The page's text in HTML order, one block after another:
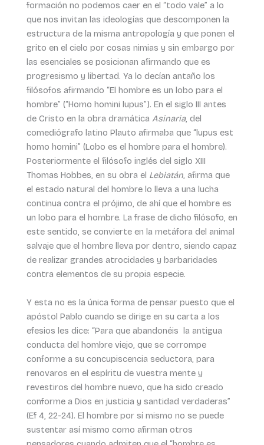
formación no podemos caer en el “todo vale” a lo
que nos invitan las ideologías que descomponen la
estructura de la misma antropología y que ponen el
grito en el cielo por cosas nimias y sin embargo por
las esenciales se posicionan afirmando que es
progresismo y libertad. Ya lo decían antaño los
filósofos afirmando “El hombre es un lobo para el
hombre” (“Homo homini lupus”). En el siglo III antes
de Cristo en la obra dramática Asinaria, del
comediógrafo latino Plauto afirmaba que “lupus est
homo homini” (Lobo es el hombre para el hombre).
Posteriormente el filósofo inglés del siglo XIII
Thomas Hobbes, en su obra el Lebiatán, afirma que
el estado natural del hombre lo lleva a una lucha
continua contra el prójimo, de ahí que el hombre es
un lobo para el hombre. La frase de dicho filósofo, en
este sentido, se convierte en la metáfora del animal
salvaje que el hombre lleva por dentro, siendo capaz
de realizar grandes atrocidades y barbaridades
contra elementos de su propia especie.
Y esta no es la única forma de pensar puesto que el
apóstol Pablo cuando se dirige en su carta a los
efesios les dice: “Para que abandonéis la antigua
conducta del hombre viejo, que se corrompe
conforme a su concupiscencia seductora, para
renovaros en el espíritu de vuestra mente y
revestiros del hombre nuevo, que ha sido creado
conforme a Dios en justicia y santidad verdaderas”
(Ef 4, 22-24). El hombre por sí mismo no se puede
sustentar así mismo como afirman otros